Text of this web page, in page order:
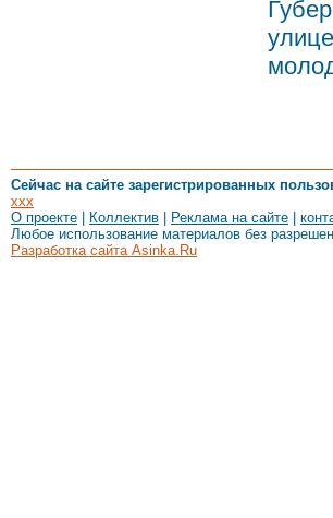
Сейчас на сайте зарегистрированных
xxx
О проекте
Коллектив Реклама на сайте
Любое использование материалов без
Разработка сайта Asinka.Ru